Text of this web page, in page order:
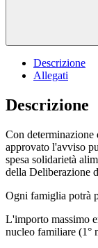
Descrizione
Allegati
Descrizione
Con determinazione
approvato l'avviso
spesa solidarietà
della Deliberazione
Ogni famiglia potrà
L'importo massimo
nucleo familiare (1°